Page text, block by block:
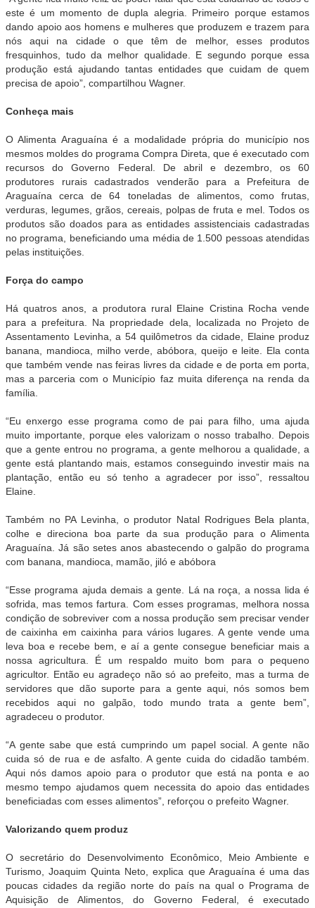
este é um momento de dupla alegria. Primeiro porque estamos
dando apoio aos homens e mulheres que produzem e trazem para
nós aqui na cidade o que têm de melhor, esses produtos
fresquinhos, tudo da melhor qualidade. E segundo porque essa
produção está ajudando tantas entidades que cuidam de quem
precisa de apoio”, compartilhou Wagner.
Conheça mais
O Alimenta Araguaína é a modalidade própria do município nos
mesmos moldes do programa Compra Direta, que é executado com
recursos do Governo Federal. De abril e dezembro, os 60
produtores rurais cadastrados venderão para a Prefeitura de
Araguaína cerca de 64 toneladas de alimentos, como frutas,
verduras, legumes, grãos, cereais, polpas de fruta e mel. Todos os
produtos são doados para as entidades assistenciais cadastradas
no programa, beneficiando uma média de 1.500 pessoas atendidas
pelas instituições.
Força do campo
Há quatros anos, a produtora rural Elaine Cristina Rocha vende
para a prefeitura. Na propriedade dela, localizada no Projeto de
Assentamento Levinha, a 54 quilômetros da cidade, Elaine produz
banana, mandioca, milho verde, abóbora, queijo e leite. Ela conta
que também vende nas feiras livres da cidade e de porta em porta,
mas a parceria com o Município faz muita diferença na renda da
família.
“Eu enxergo esse programa como de pai para filho, uma ajuda
muito importante, porque eles valorizam o nosso trabalho. Depois
que a gente entrou no programa, a gente melhorou a qualidade, a
gente está plantando mais, estamos conseguindo investir mais na
plantação, então eu só tenho a agradecer por isso”, ressaltou
Elaine.
Também no PA Levinha, o produtor Natal Rodrigues Bela planta,
colhe e direciona boa parte da sua produção para o Alimenta
Araguaína. Já são setes anos abastecendo o galpão do programa
com banana, mandioca, mamão, jiló e abóbora
“Esse programa ajuda demais a gente. Lá na roça, a nossa lida é
sofrida, mas temos fartura. Com esses programas, melhora nossa
condição de sobreviver com a nossa produção sem precisar vender
de caixinha em caixinha para vários lugares. A gente vende uma
leva boa e recebe bem, e aí a gente consegue beneficiar mais a
nossa agricultura. É um respaldo muito bom para o pequeno
agricultor. Então eu agradeço não só ao prefeito, mas a turma de
servidores que dão suporte para a gente aqui, nós somos bem
recebidos aqui no galpão, todo mundo trata a gente bem”,
agradeceu o produtor.
“A gente sabe que está cumprindo um papel social. A gente não
cuida só de rua e de asfalto. A gente cuida do cidadão também.
Aqui nós damos apoio para o produtor que está na ponta e ao
mesmo tempo ajudamos quem necessita do apoio das entidades
beneficiadas com esses alimentos”, reforçou o prefeito Wagner.
Valorizando quem produz
O secretário do Desenvolvimento Econômico, Meio Ambiente e
Turismo, Joaquim Quinta Neto, explica que Araguaína é uma das
poucas cidades da região norte do país na qual o Programa de
Aquisição de Alimentos, do Governo Federal, é executado